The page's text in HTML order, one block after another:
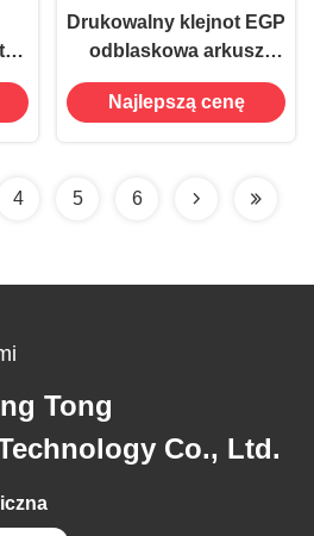
Drukowalny klejnot EGP
odblaskowa arkusz
winylowy do znaków
drogowych 48 In X 150
Najlepszą cenę
4 5 6
Tong
Co., Ltd.